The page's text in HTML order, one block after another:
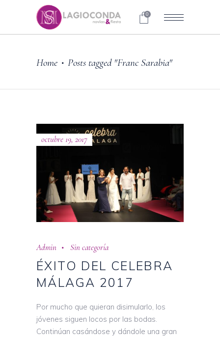
0
Home • Posts tagged "Franc Sarabia"
octubre 19, 2017
Admin Sin categoría
ÉXITO DEL CELEBRA
MÁLAGA 2017
Por mucho que quieran disimularlo, los
jóvenes siguen locos por las bodas.
Continúan casándose y dándole una gran